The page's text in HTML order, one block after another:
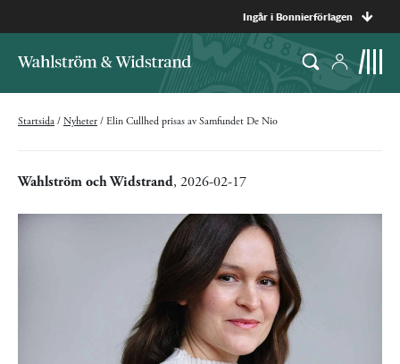
Ingår i Bonnierförlagen
Startsida / Nyheter / Elin Cullhed prisas av Samfundet De Nio
Wahlström och Widstrand, 2026-02-17